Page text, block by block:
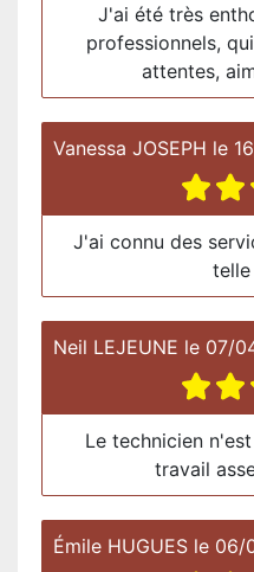
J'ai été très
professionnels,
attentes,
Vanessa JOSEPH le
J'ai connu des
Neil LEJEUNE le 07/
Le technicien
travail
Émile HUGUES le 06/